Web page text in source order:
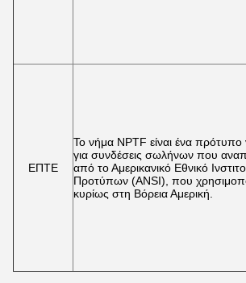
ΕΠΤΕ
Το νήμα NPTF είναι ένα πρότυπο
για συνδέσεις σωλήνων που
από το Αμερικανικό Εθνικό
Προτύπων (ANSI), που
κυρίως στη Βόρεια Αμερική.